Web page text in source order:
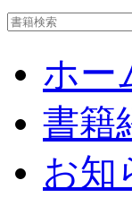
ホー
書籍
お知